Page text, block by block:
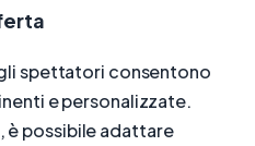
spettatori consentono
e personalizzate.
è possibile adattare